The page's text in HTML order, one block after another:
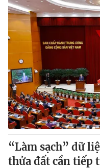
“Làm sạch” dữ
thửa đất cần tiếp